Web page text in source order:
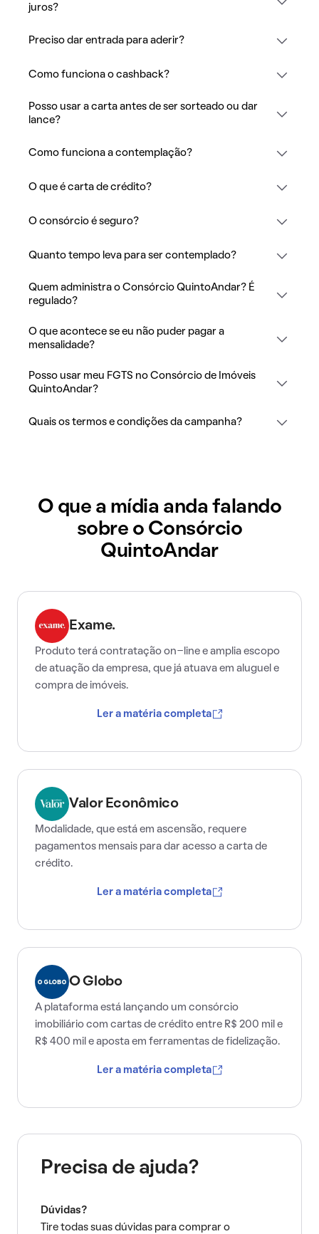
juros?
Preciso dar entrada para aderir?
Como funciona o cashback?
Posso usar a carta antes de ser sorteado ou dar
lance?
Como funciona a contemplação?
O que é carta de crédito?
O consórcio é seguro?
Quanto tempo leva para ser contemplado?
Quem administra o Consórcio QuintoAndar? É
regulado?
O que acontece se eu não puder pagar a
mensalidade?
Posso usar meu FGTS no Consórcio de Imóveis
QuintoAndar?
Quais os termos e condições da campanha?
O que a mídia anda falando
sobre o Consórcio
QuintoAndar
Exame.
Produto terá contratação on-line e amplia escopo
de atuação da empresa, que já atuava em aluguel e
compra de imóveis.
Ler a matéria completa
Valor Econômico
Modalidade, que está em ascensão, requere
pagamentos mensais para dar acesso a carta de
crédito.
Ler a matéria completa
O Globo
A plataforma está lançando um consórcio
imobiliário com cartas de crédito entre R$ 200 mil e
R$ 400 mil e aposta em ferramentas de fidelização.
Ler a matéria completa
Precisa de ajuda?
Dúvidas?
Tire todas suas dúvidas para comprar o